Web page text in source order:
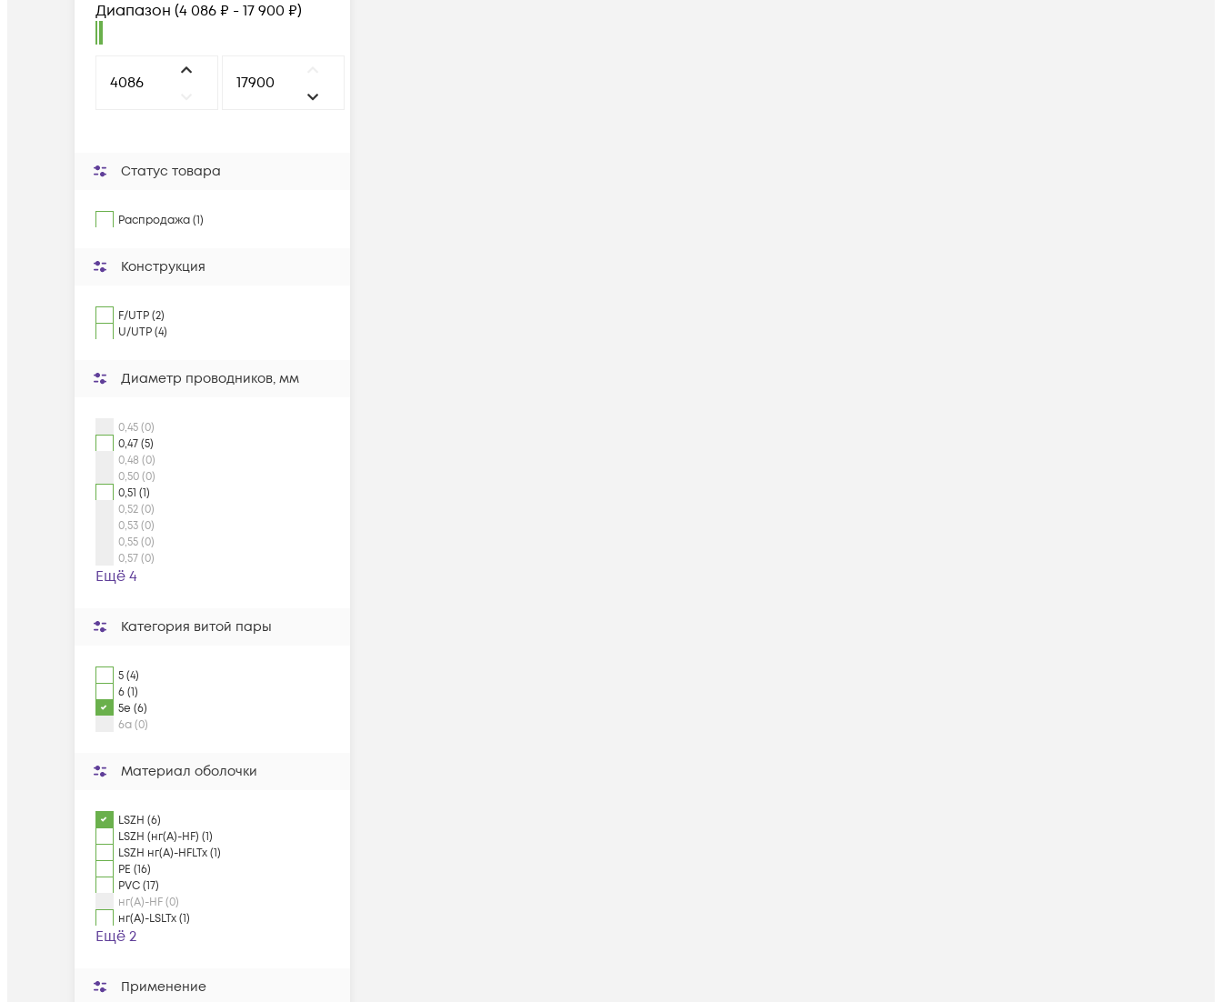
Диапазон (4 086 ₽ - 17 900 ₽)
Статус товара
Распродажа (1)
Конструкция
F/UTP (2)
U/UTP (4)
Диаметр проводников, мм
0,45 (0)
0,47 (5)
0,48 (0)
0,50 (0)
0,51 (1)
0,52 (0)
0,53 (0)
0,55 (0)
0,57 (0)
Ещё 4
Категория витой пары
5 (4)
6 (1)
5e (6)
6a (0)
Материал оболочки
LSZH (6)
LSZH (нг(А)-HF) (1)
LSZH нг(А)-HFLTx (1)
PE (16)
PVC (17)
нг(А)-HF (0)
нг(А)-LSLTx (1)
Ещё 2
Применение